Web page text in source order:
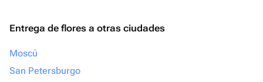
Entrega de flores a otras ciudades
Moscú
San Petersburgo